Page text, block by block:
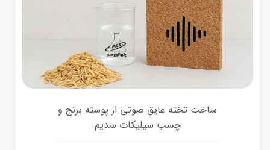
ساخت تخته عایق صوتی از پوسته برنج و
چسب سیلیکات سدیم